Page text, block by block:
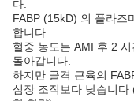
다.
FABP (15kD) 의 플라즈
합니다.
혈중 농도는 AMI 후 2
돌아갑니다.
하지만 골격 근육의
심장 조직보다 낮습니다